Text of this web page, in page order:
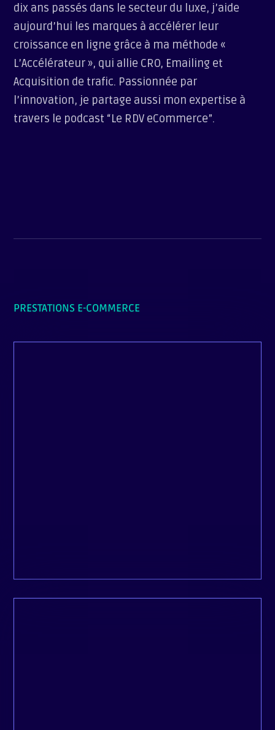
dix ans passés dans le secteur du luxe, j’aide
aujourd’hui les marques à accélérer leur
croissance en ligne grâce à ma méthode «
L’Accélérateur », qui allie CRO, Emailing et
Acquisition de trafic. Passionnée par
l’innovation, je partage aussi mon expertise à
travers le podcast “Le RDV eCommerce”.
PRESTATIONS E-COMMERCE